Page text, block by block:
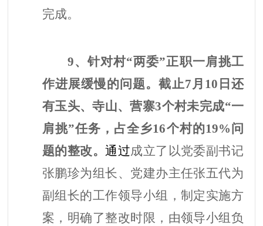
完成。
9、针对村“两委”正职一肩挑工
作进展缓慢的问题。截止7月10日还
有玉头、寺山、营寨3个村未完成“一
肩挑”任务，占全乡16个村的19%问
题的整改。通过成立了以党委副书记
张鹏珍为组长、党建办主任张五代为
副组长的工作领导小组，制定实施方
案，明确了整改时限，由领导小组负